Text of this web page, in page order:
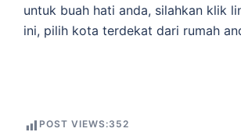
untuk buah hati anda, silahkan klik
ini, pilih kota terdekat dari rumah
POST VIEWS:352